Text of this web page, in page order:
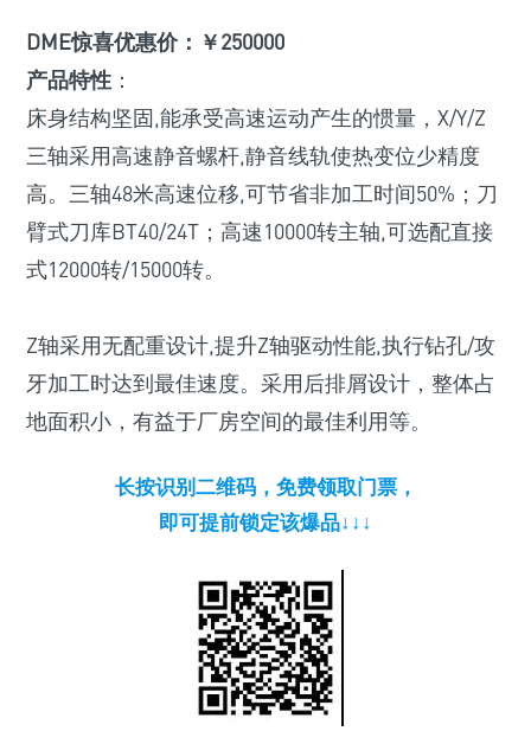
DME惊喜优惠价：￥250000
产品特性 ：
床身结构坚固,能承受高速运动产生的惯量，X/Y/Z
三轴采用高速静音螺杆,静音线轨使热变位少精度
高。三轴48米高速位移,可节省非加工时间50%；刀
臂式刀库BT40/24T；高速10000转主轴,可选配直接
式12000转/15000转。
Z轴采用无配重设计,提升Z轴驱动性能,执行钻孔/攻
牙加工时达到最佳速度。采用后排屑设计，整体占
地面积小，有益于厂房空间的最佳利用等。
长按识别二维码，免费领取门票，
即可提前锁定该爆品↓↓↓